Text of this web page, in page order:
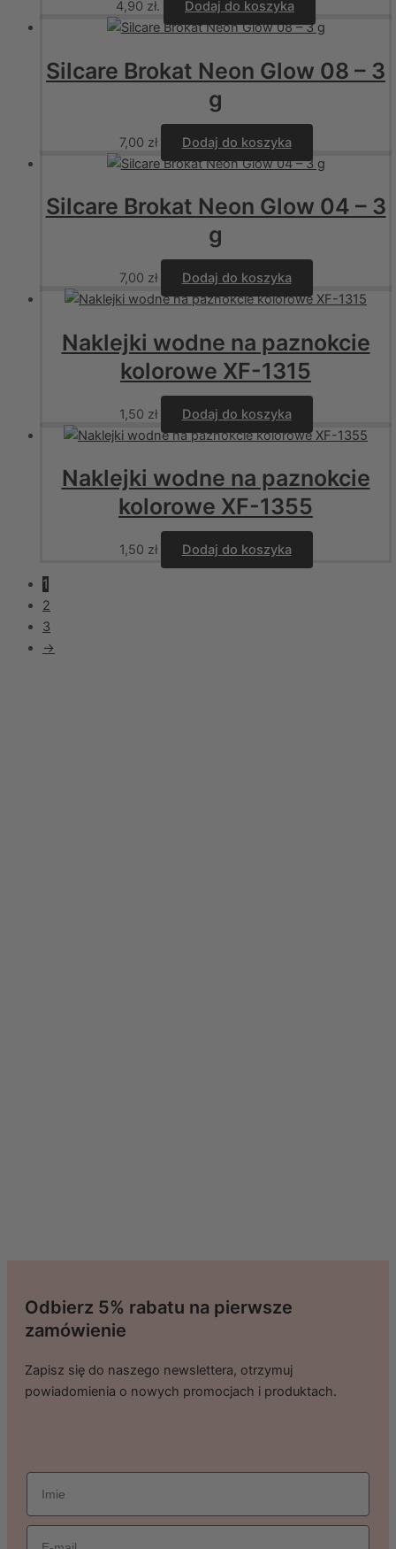
4,90 zł. Dodaj do koszyka
Silcare Brokat Neon Glow 08 – 3
g
7,00 zł Dodaj do koszyka
Silcare Brokat Neon Glow 04 – 3
g
7,00 zł Dodaj do koszyka
Naklejki wodne na paznokcie
kolorowe XF-1315
1,50 zł Dodaj do koszyka
Naklejki wodne na paznokcie
kolorowe XF-1355
1,50 zł Dodaj do koszyka
1
2
3
→
Odbierz 5% rabatu na pierwsze
zamówienie
Zapisz się do naszego newslettera, otrzymuj
powiadomienia o nowych promocjach i produktach.
imie
Email